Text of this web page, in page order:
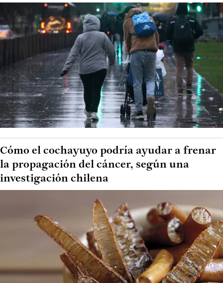
Cómo el cochayuyo podría ayudar a frenar
la propagación del cáncer, según una
investigación chilena